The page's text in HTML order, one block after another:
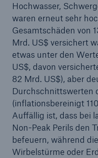
Hochwasser,
waren erneut sehr
Gesamtschäden von
Mrd. US$ versichert
etwas unter den
US$, davon
82 Mrd. US$), aber
Durchschnittswerten
(inflationsbereinigt
Auffällig ist, dass bei
Non-Peak Perils den
befeuern, während
Wirbelstürme oder
Lösungen
Cyber-Lösungen
Navigation
Home